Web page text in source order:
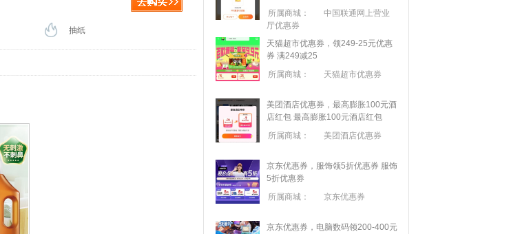
抽纸
所属商城：
中国联通网上营业
厅优惠券
天猫超市优惠券，领249-25元优惠
券 满249减25
所属商城：
天猫超市优惠券
美团酒店优惠券，最高膨胀100元酒
店红包 最高膨胀100元酒店红包
所属商城：
美团酒店优惠券
京东优惠券，服饰领5折优惠券 服饰
5折优惠券
所属商城：
京东优惠券
京东优惠券，电脑数码领200-400元